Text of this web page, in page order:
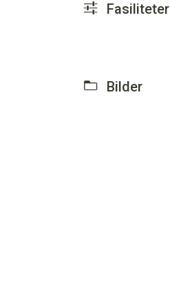
Fasiliteter
Bilder